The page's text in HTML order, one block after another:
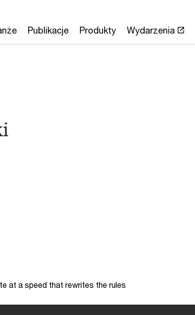
Publikacje Produkty Wydarzenia
at a speed that rewrites the rules